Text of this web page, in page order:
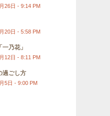
26日 - 9:14 PM
20日 - 5:58 PM
乃花」
12日 - 8:11 PM
過ごし方
5日 - 9:00 PM